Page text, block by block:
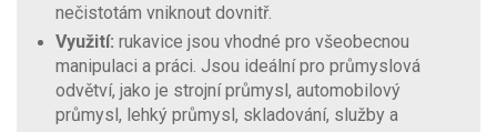
nečistotám vniknout dovnitř.
Využití: rukavice jsou vhodné pro všeobecnou
manipulaci a práci. Jsou ideální pro průmyslová
odvětví, jako je strojní průmysl, automobilový
průmysl, lehký průmysl, skladování, služby a